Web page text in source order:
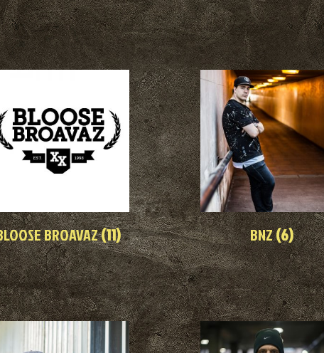
BROAVAZ(11) BNZ(6)